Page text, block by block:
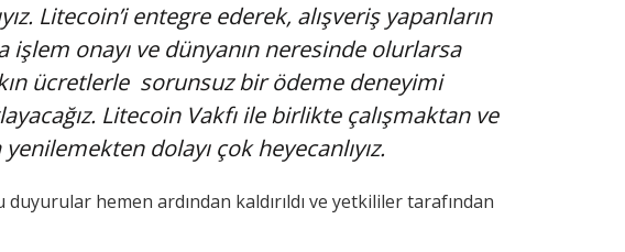
Litecoin’i entegre ederek, alışveriş yapanların
işlem onayı ve dünyanın neresinde olurlarsa
ücretlerle sorunsuz bir ödeme deneyimi
Litecoin Vakfı ile birlikte çalışmaktan ve
dolayı çok heyecanlıyız.
hemen ardından kaldırıldı ve yetkililer tarafından